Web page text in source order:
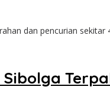
dan pencurian sekitar